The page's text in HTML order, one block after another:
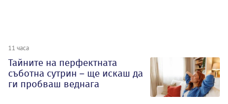
11 часа
Тайните на перфектната
съботна сутрин – ще искаш да
ги пробваш веднага